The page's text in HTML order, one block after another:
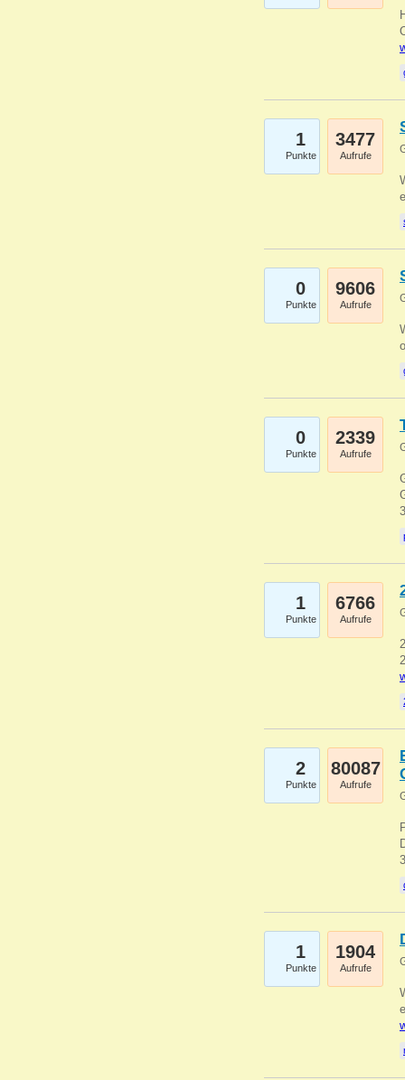
1
Punkte
3477
Aufrufe
0
Punkte
9606
Aufrufe
0
Punkte
2339
Aufrufe
1
Punkte
6766
Aufrufe
2
Punkte
80087
Aufrufe
1
Punkte
1904
Aufrufe